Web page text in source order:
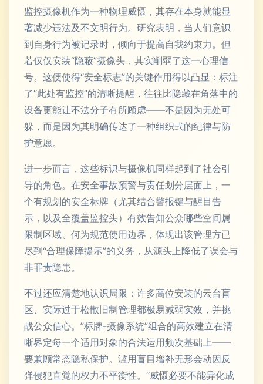
监控摄像机作为一种物理威慑，其存在本身就能显
著减少违法及不文明行为。研究表明，当人们意识
到自身行为被记录时，倾向于提高自我约束力。但
若仅仅安装“隐蔽”摄像头，其实削弱了这一心理信
号。这便使得“安全标志”的关键作用得以凸显：标注
了“此处有监控”的清晰提醒，往往比隐藏在角落中的
设备更能让不法分子有所顾虑——不是因为无处可
躲，而是因为其明确传达了一种组织式的纪律与防
护意愿。
进一步而言，这些标识与摄像机同样起到了社会引
导的角色。在安全事故预警与责任划分层面上，一
个有规划的安全标牌（尤其结合警报键与醒目告
示，以及全覆盖监控头）有效告知公众哪些空间属
限制区域、何为规范使用边界，体现出该管理方已
尽到“合理保障提示”的义务，从源头上降低了误会与
非罪责隐患。
不过还应清楚地认识局限：许多高位安装的云台盲
区、实际过于松散旧制管理都极易减弱实效，并挑
战公众信心。”标牌-摄像系统”组合的高效建立在清
晰界定每一个适用对象的合法运用频次基础上——
要兼顾常态隐私保护。滥用盲目增补无形会动因反
弹侵犯直觉的权力不平衡性。“威慑必要不能异化成